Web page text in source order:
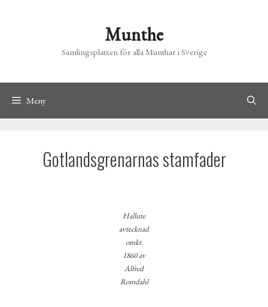
Munthe
Samlingsplatsen för alla Munthar i Sverige
Meny
Gotlandsgrenarnas stamfader
Hallute
avtecknad
omkr.
1860 av
Alfred
Romdahl